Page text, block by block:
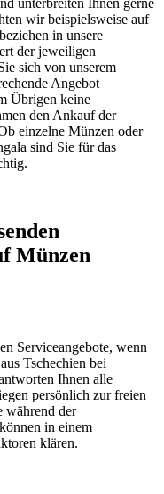
unterbreiten Ihnen gerne
wir beispielsweise auf
in unsere
der jeweiligen
sich von unserem
Angebot
Übrigen keine
den Ankauf der
einzelne Münzen oder
sind Sie für das
Münzen
Serviceangebote, wenn
Tschechien bei
Ihnen alle
persönlich zur freien
während der
in einem
klären.